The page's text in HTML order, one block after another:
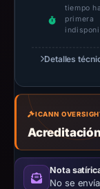
tiempo
primera
Detalles
ICANN
Nota
No se